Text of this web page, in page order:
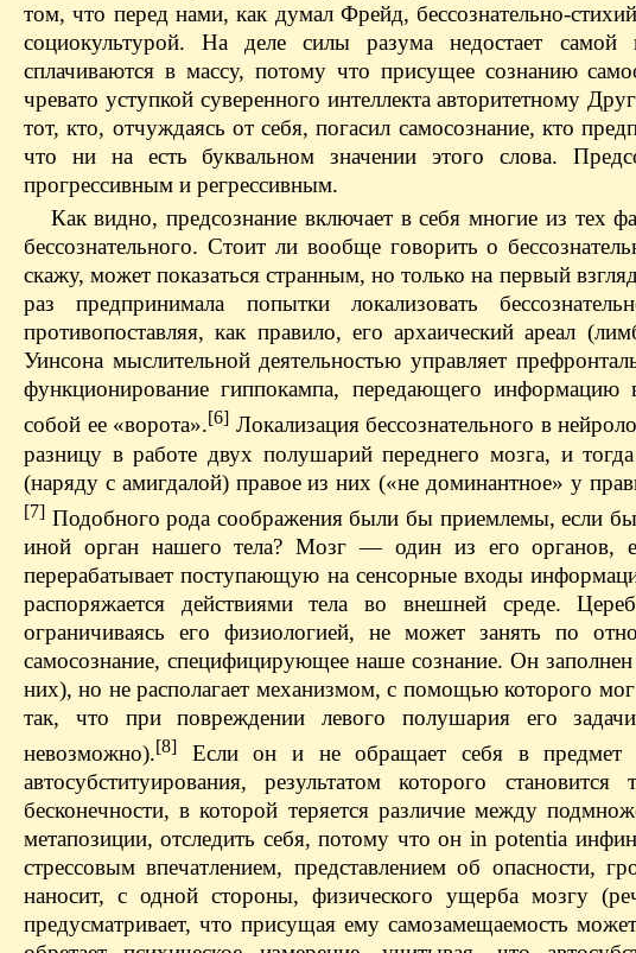
том, что перед нами, как думал Фрейд, бессознательно-
социокультурой. На деле силы разума недостает
сплачиваются в массу, потому что присущее сознанию
чревато уступкой суверенного интеллекта авторитетному
тот, кто, отчуждаясь от себя, погасил самосознание, кто
что ни на есть буквальном значении этого слова.
прогрессивным и регрессивным.
Как видно, предсознание включает в себя многие из тех
бессознательного. Стоит ли вообще говорить о
скажу, может показаться странным, но только на первый
раз предпринимала попытки локализовать
противопоставляя, как правило, его архаический ареал
Уинсона мыслительной деятельностью управляет
функционирование гиппокампа, передающего
собой ее «ворота».[6] Локализация бессознательного в
разницу в работе двух полушарий переднего мозга, и
(наряду с амигдалой) правое из них («не доминантное» у
[7] Подобного рода соображения были бы приемлемы, если
иной орган нашего тела? Мозг — один из его органов,
перерабатывает поступающую на сенсорные входы
распоряжается действиями тела во внешней среде.
ограничиваясь его физиологией, не может занять по
самосознание, специфицирующее наше сознание. Он
них), но не располагает механизмом, с помощью которого
так, что при повреждении левого полушария его
невозможно).[8]
Если он и не обращает себя в предмет
автосубституирования, результатом которого
бесконечности, в которой теряется различие между
метапозиции, отследить себя, потому что он in potentia
стрессовым впечатлением, представлением об опасности,
наносит, с одной стороны, физического ущерба мозгу
предусматривает, что присущая ему самозамещаемость